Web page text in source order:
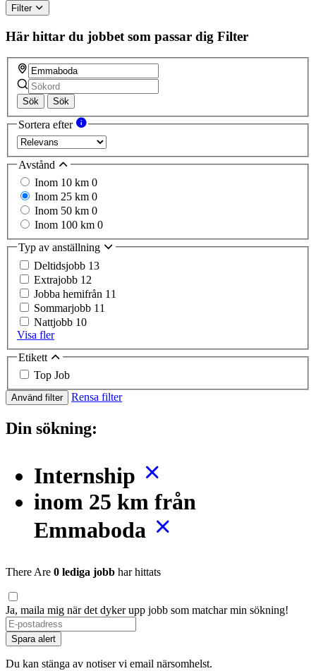
Filter
Här hittar du jobbet som passar dig Filter
Sök Sök
Sortera efter
Avstånd
Inom 10 km 0
Inom 25 km 0
Inom 50 km 0
Inom 100 km 0
Typ av anställning
Deltidsjobb 13
Extrajobb 12
Jobba hemifrån 11
Sommarjobb 11
Nattjobb 10
Visa fler
Etikett
Top Job
Använd filter Rensa filter
Din sökning:
Internship
inom 25 km från
Emmaboda
There Are 0 lediga jobb har hittats
Ja, maila mig när det dyker upp jobb som matchar min sökning!
Spara alert
Du kan stänga av notiser vi email närsomhelst.